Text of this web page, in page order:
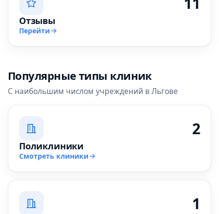
Отзывы
Перейти
Популярные типы клиник
С наибольшим числом учреждений в Льгове
2
Поликлиники
Смотреть клиники
1